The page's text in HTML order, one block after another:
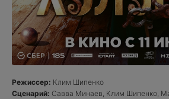
Режиссер: Клим Шипенко
Сценарий: Савва Минаев, Клим Шипенко,